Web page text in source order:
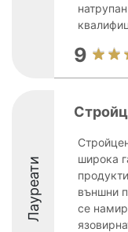
9
Лауреати
широка
външни
се